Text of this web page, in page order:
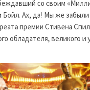
со своим
Бойл. Ах, да! Мы же забыли
премии Стивена
обладателя, великого и